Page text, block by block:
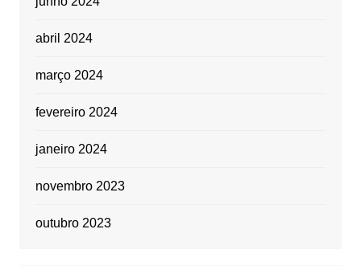
abril 2024
março 2024
fevereiro 2024
janeiro 2024
novembro 2023
outubro 2023